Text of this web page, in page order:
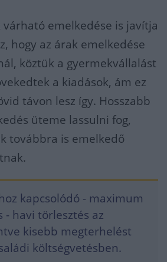
emelkedése is javítja
hogy az árak emelkedése
köztük a gyermekvállalást
a kiadások, ám ez
távon lesz így. Hosszabb
üteme lassulni fog,
továbbra is emelkedő
kapcsolódó - maximum
- havi törlesztés az
kisebb megterhelést
költségvetésben.